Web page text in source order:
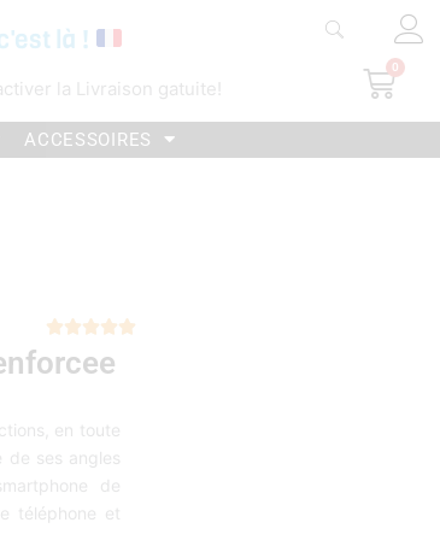
là !
la Livraison gatuite!
0
ACCESSOIRES

en toute
de ses angles
de
téléphone et